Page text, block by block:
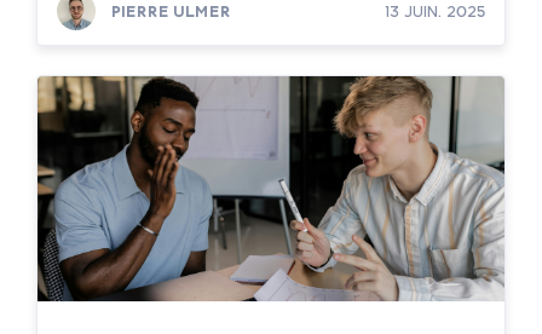
PIERRE ULMER 13 JUIN. 2025
Lire la suite